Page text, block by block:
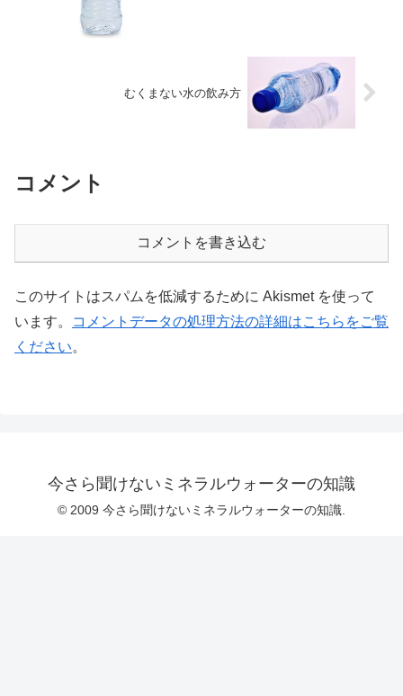
むくまない水の飲み方
コメント
コメントを書き込む
このサイトはスパムを低減するために Akismet を使って
います。
コメントデータの処理方法の詳細はこちらをご覧
ください。
今さら聞けないミネラルウォーターの知識
© 2009 今さら聞けないミネラルウォーターの知識.